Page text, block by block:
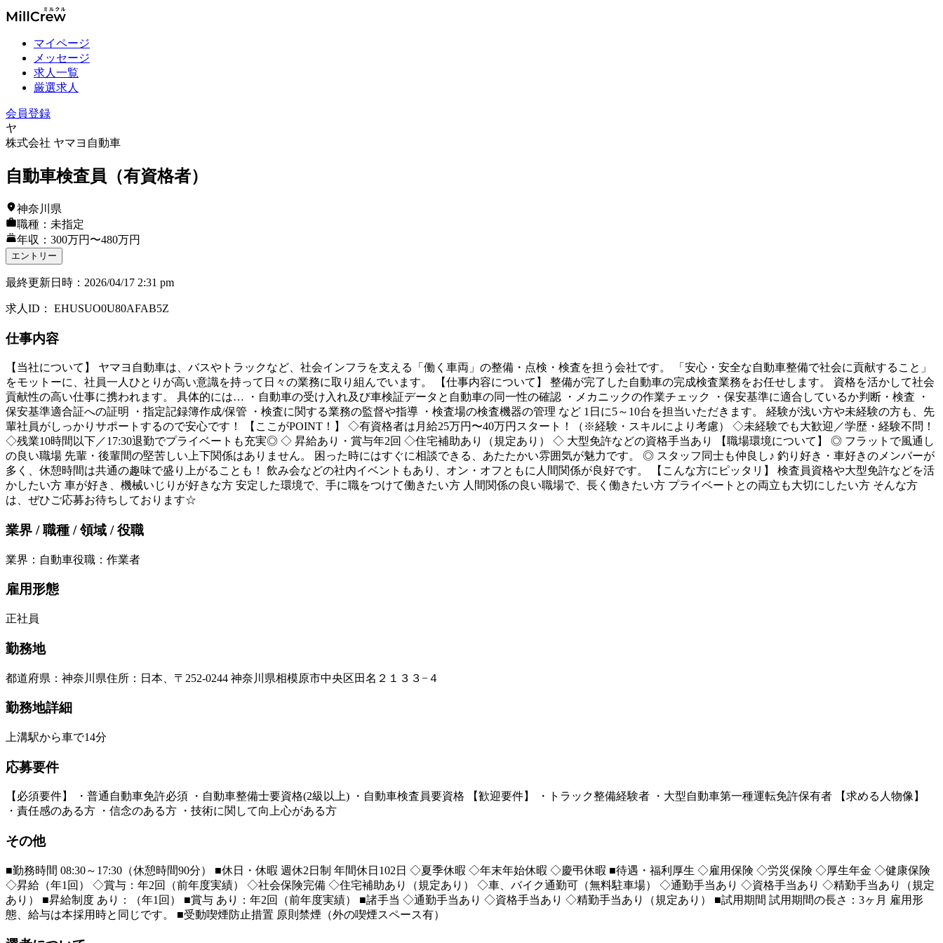
マイページ
メッセージ
求人一覧
厳選求人
会員登録
ヤ
株式会社 ヤマヨ自動車
自動車検査員（有資格者）
神奈川県
職種：未指定
年収：300万円〜480万円
エントリー
最終更新日時 ： 2026/04/17 2:31 pm
求人ID ： EHUSUO0U80AFAB5Z
仕事内容
【当社について】 ヤマヨ自動車は、バスやトラックなど、社会インフラを支える「働く車両」の整備・点検・検査を担う会社です。 「安心・安全な自動車整備で社会に貢献すること」
をモットーに、社員一人ひとりが高い意識を持って日々の業務に取り組んでいます。 【仕事内容について】 整備が完了した自動車の完成検査業務をお任せします。 資格を活かして社会
貢献性の高い仕事に携われます。 具体的には… ・自動車の受け入れ及び車検証データと自動車の同一性の確認 ・メカニックの作業チェック ・保安基準に適合しているか判断・検査 ・
保安基準適合証への証明 ・指定記録簿作成/保管 ・検査に関する業務の監督や指導 ・検査場の検査機器の管理 など 1日に5～10台を担当いただきます。 経験が浅い方や未経験の方も、先
輩社員がしっかりサポートするので安心です！ 【ここがPOINT！】 ◇有資格者は月給25万円〜40万円スタート！（※経験・スキルにより考慮） ◇未経験でも大歓迎／学歴・経験不問！
◇残業10時間以下／17:30退勤でプライベートも充実◎ ◇ 昇給あり・賞与年2回 ◇住宅補助あり（規定あり） ◇ 大型免許などの資格手当あり 【職場環境について】 ◎ フラットで風通し
の良い職場 先輩・後輩間の堅苦しい上下関係はありません。 困った時にはすぐに相談できる、あたたかい雰囲気が魅力です。 ◎ スタッフ同士も仲良し♪ 釣り好き・車好きのメンバーが
多く、休憩時間は共通の趣味で盛り上がることも！ 飲み会などの社内イベントもあり、オン・オフともに人間関係が良好です。 【こんな方にピッタリ】 検査員資格や大型免許などを活
かしたい方 車が好き、機械いじりが好きな方 安定した環境で、手に職をつけて働きたい方 人間関係の良い職場で、長く働きたい方 プライベートとの両立も大切にしたい方 そんな方
は、ぜひご応募お待ちしております☆
業界 / 職種 / 領域 / 役職
業界 ： 自動車役職 ： 作業者
雇用形態
正社員
勤務地
都道府県 ： 神奈川県住所 ： 日本、〒252-0244 神奈川県相模原市中央区田名２１３３−４
勤務地詳細
上溝駅から車で14分
応募要件
【必須要件】 ・普通自動車免許必須 ・自動車整備士要資格(2級以上) ・自動車検査員要資格 【歓迎要件】 ・トラック整備経験者 ・大型自動車第一種運転免許保有者 【求める人物像】
・責任感のある方 ・信念のある方 ・技術に関して向上心がある方
その他
■勤務時間 08:30～17:30（休憩時間90分） ■休日・休暇 週休2日制 年間休日102日 ◇夏季休暇 ◇年末年始休暇 ◇慶弔休暇 ■待遇・福利厚生 ◇雇用保険 ◇労災保険 ◇厚生年金 ◇健康保険
◇昇給（年1回） ◇賞与：年2回（前年度実績） ◇社会保険完備 ◇住宅補助あり（規定あり） ◇車、バイク通勤可（無料駐車場） ◇通勤手当あり ◇資格手当あり ◇精勤手当あり（規定
あり） ■昇給制度 あり：（年1回） ■賞与 あり：年2回（前年度実績） ■諸手当 ◇通勤手当あり ◇資格手当あり ◇精勤手当あり（規定あり） ■試用期間 試用期間の長さ：3ヶ月 雇用形
態、給与は本採用時と同じです。 ■受動喫煙防止措置 原則禁煙（外の喫煙スペース有）